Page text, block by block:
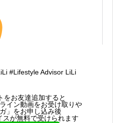
#Lifestyle Advisor LiLi
をお友達追加すると
イン動画をお受け取りや
」をお申し込み後
が無料で受けられます